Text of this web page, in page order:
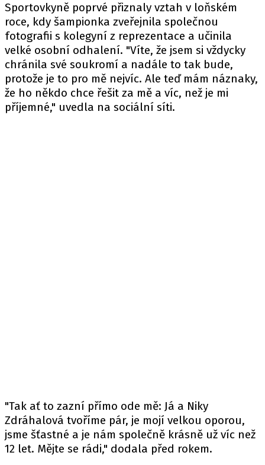
Sportovkyně poprvé přiznaly vztah v loňském
roce, kdy šampionka zveřejnila společnou
fotografii s kolegyní z reprezentace a učinila
velké osobní odhalení. "Víte, že jsem si vždycky
chránila své soukromí a nadále to tak bude,
protože je to pro mě nejvíc. Ale teď mám náznaky,
že ho někdo chce řešit za mě a víc, než je mi
příjemné," uvedla na sociální síti.
"Tak ať to zazní přímo ode mě: Já a Niky
Zdráhalová tvoříme pár, je mojí velkou oporou,
jsme šťastné a je nám společně krásně už víc než
12 let. Mějte se rádi," dodala před rokem.